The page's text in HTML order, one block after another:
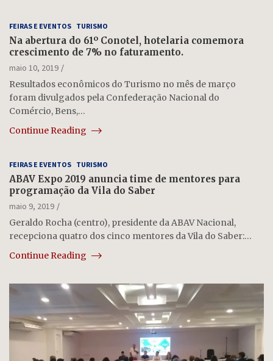
FEIRAS E EVENTOS TURISMO
Na abertura do 61º Conotel, hotelaria comemora
crescimento de 7% no faturamento .
maio 10, 2019
Resultados econômicos do Turismo no mês de março
foram divulgados pela Confederação Nacional do
Comércio, Bens,…
Continue Reading
FEIRAS E EVENTOS TURISMO
ABAV Expo 2019 anuncia time de mentores para
programação da Vila do Saber
maio 9, 2019
Geraldo Rocha (centro), presidente da ABAV Nacional,
recepciona quatro dos cinco mentores da Vila do Saber:…
Continue Reading